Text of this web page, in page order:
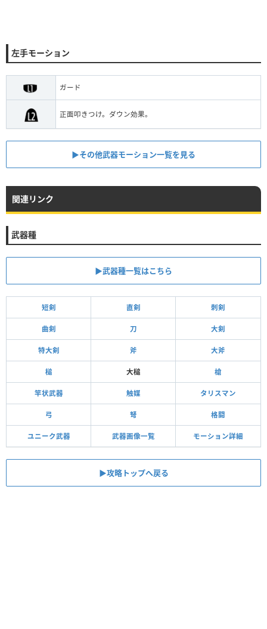
左手モーション
ガード
正面叩きつけ。ダウン効果。
▶その他武器モーション一覧を見る
関連リンク
武器種
▶武器種一覧はこちら
短剣 直剣 刺剣
曲剣 刀 大剣
特大剣 斧 大斧
槌 大槌 槍
竿状武器 触媒 タリスマン
弓 弩 格闘
ユニーク武器 武器画像一覧 モーション詳細
▶攻略トップへ戻る